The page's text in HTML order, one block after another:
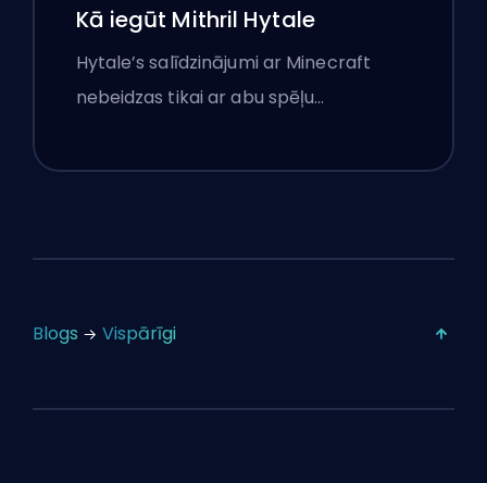
Kā iegūt Mithril Hytale
Hytale’s salīdzinājumi ar Minecraft
nebeidzas tikai ar abu spēļu…
Blogs Vispārīgi